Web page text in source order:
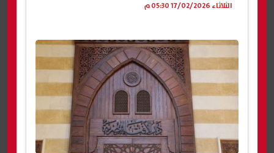
الثلاثاء 17/02/2026 05:30 م